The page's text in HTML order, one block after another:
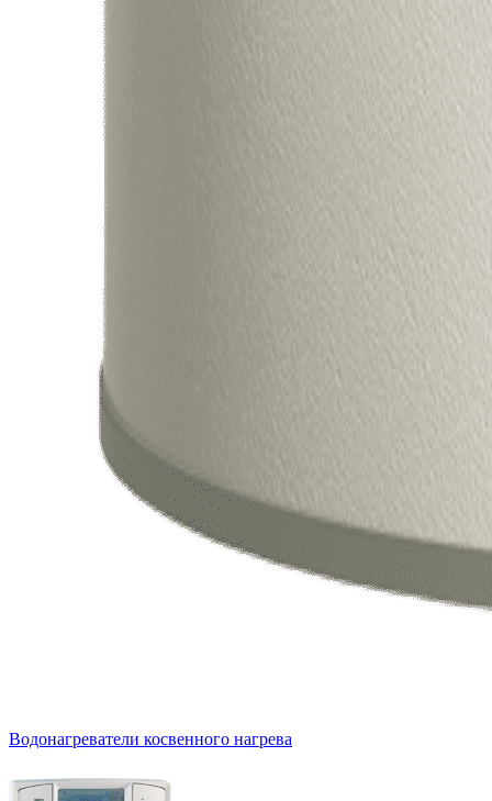
Водонагреватели косвенного нагрева